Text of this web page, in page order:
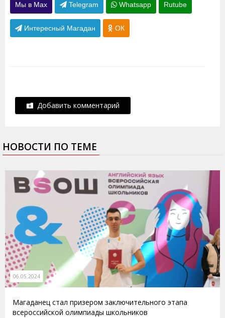
Мы в Max Telegram Whatsapp Rutube
Интересный Магадан ОК
Добавить комментарий
НОВОСТИ ПО ТЕМЕ
06.05.2024
Магаданец стал призером заключительного этапа
всероссийской олимпиады школьников